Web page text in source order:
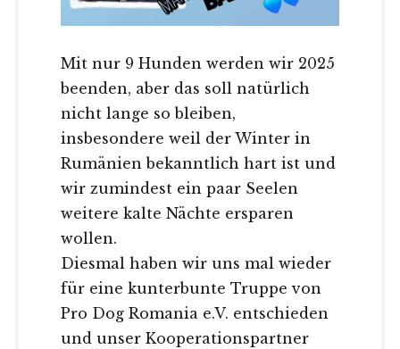
Mit nur 9 Hunden werden wir 2025
beenden, aber das soll natürlich
nicht lange so bleiben,
insbesondere weil der Winter in
Rumänien bekanntlich hart ist und
wir zumindest ein paar Seelen
weitere kalte Nächte ersparen
wollen.
Diesmal haben wir uns mal wieder
für eine kunterbunte Truppe von
Pro Dog Romania e.V. entschieden
und unser Kooperationspartner